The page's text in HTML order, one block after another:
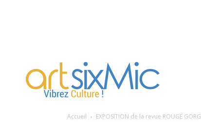
artsixMic
Accueil EXPOSITION de la revue ROUGE